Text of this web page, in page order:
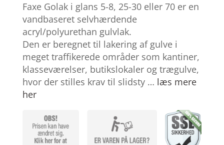
ud af 5
baseret
på
kundebed
ømmelse
r
Faxe Golak i glans 5-8, 25-30 eller 70 er en
vandbaseret selvhærdende
acryl/polyurethan gulvlak.
Den er beregnet til lakering af gulve i
meget traffikerede områder som kantiner,
klasseværelser, butikslokaler og trægulve,
hvor der stilles krav til slidsty … læs mere
her